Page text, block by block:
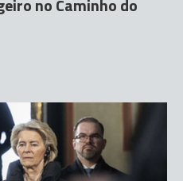
no Caminho do